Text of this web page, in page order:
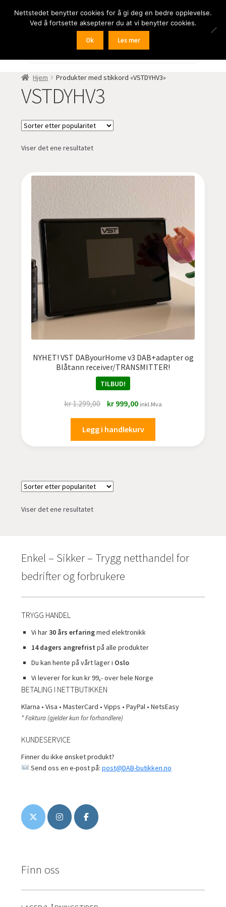
Hopp
Hopp
Meny
FRITID
HJEM – HOME
NÆRING
LYD
KAMERA
Fold
LED-butikken
TILBUD
Fold
ut
Hjem Produkter med stikkord «VSTDYHV3»
VSTDYHV3
Viser det ene resultatet
NYHET! VST DAByourHome v3 DAB+adapter og
Blåtann receiver/TRANSMITTER!
TILBUD!
kr1.299,00
Opprinnelig
pris
var:
kr 1.299,00.
kr999,00Nåværende
pris
er:
kr 999,00.
inkl.Mva
Legg i handlekurv
Viser det ene resultatet
Enkel – Sikker – Trygg netthandel for
bedrifter og forbrukere
TRYGG HANDEL
Vi har30 års erfaringmed elektronikk
14 dagers angrefrist på alle produkter
Du kan hente på vårt lager i Oslo
Vi leverer for kun kr 99,- over hele Norge
BETALING I NETTBUTIKKEN
Klarna • Visa • MasterCard • Vipps • PayPal • NetsEasy
* Faktura (gjelder kun for forhandlere)
KUNDESERVICE
Finner du ikke ønsket produkt?
Send oss en e-post på: post@DAB-butikken.no
Finn oss
Nettstedet benytter cookies for å gi deg en bedre opplevelse.
Ved å fortsette aksepterer du at vi benytter cookies.
Ok Les mer